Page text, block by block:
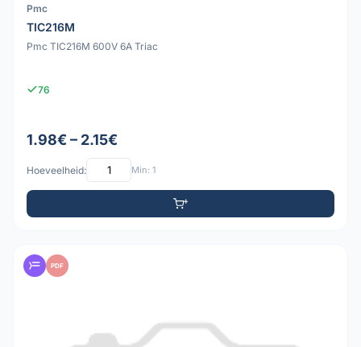
Pmc
TIC216M
Pmc TIC216M 600V 6A Triac
76
1.98€ – 2.15€
Hoeveelheid: Min: 1
PDF